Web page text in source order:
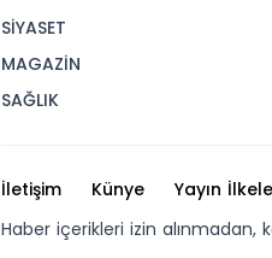
SİYASET
MAGAZİN
SAĞLIK
İletişim Künye Yayın
Haber içerikleri izin alınmadan,